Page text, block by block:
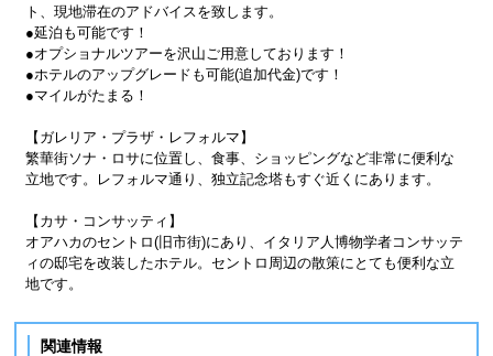
ト、現地滞在のアドバイスを致します。
●延泊も可能です！
●オプショナルツアーを沢山ご用意しております！
●ホテルのアップグレードも可能(追加代金)です！
●マイルがたまる！
【ガレリア・プラザ・レフォルマ】
繁華街ソナ・ロサに位置し、食事、ショッピングなど非常に便利な
立地です。レフォルマ通り、独立記念塔もすぐ近くにあります。
【カサ・コンサッティ】
オアハカのセントロ(旧市街)にあり、イタリア人博物学者コンサッテ
ィの邸宅を改装したホテル。セントロ周辺の散策にとても便利な立
地です。
関連情報